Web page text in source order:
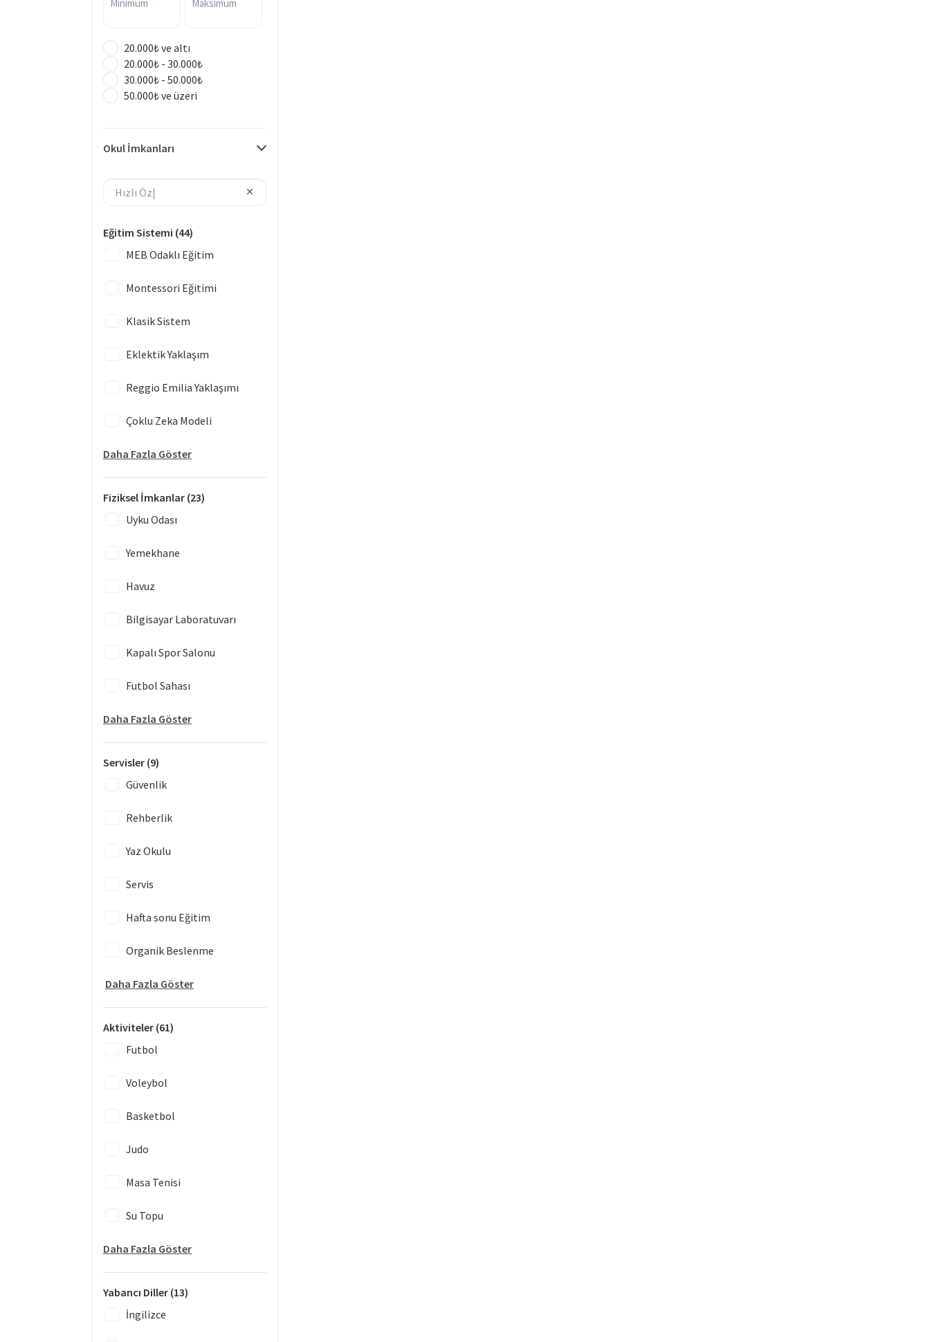
Minimum Maksimum
20.000₺ ve altı
20.000₺ - 30.000₺
30.000₺ - 50.000₺
50.000₺ ve üzeri
Okul İmkanları
Eğitim Sistemi (44)
MEB Odaklı Eğitim
Montessori Eğitimi
Klasik Sistem
Eklektik Yaklaşım
Reggio Emilia Yaklaşımı
Çoklu Zeka Modeli
Daha Fazla Göster
Fiziksel İmkanlar (23)
Uyku Odası
Yemekhane
Havuz
Bilgisayar Laboratuvarı
Kapalı Spor Salonu
Futbol Sahası
Daha Fazla Göster
Servisler (9)
Güvenlik
Rehberlik
Yaz Okulu
Servis
Hafta sonu Eğitim
Organik Beslenme
Daha Fazla Göster
Aktiviteler (61)
Futbol
Voleybol
Basketbol
Judo
Masa Tenisi
Su Topu
Daha Fazla Göster
Yabancı Diller (13)
İngilizce